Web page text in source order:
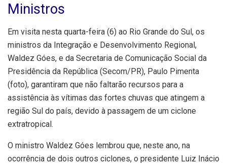
Ministros
Em visita nesta quarta-feira (6) ao Rio Grande do Sul, os
ministros da Integração e Desenvolvimento Regional,
Waldez Góes, e da Secretaria de Comunicação Social da
Presidência da República (Secom/PR), Paulo Pimenta
(foto), garantiram que não faltarão recursos para a
assistência às vítimas das fortes chuvas que atingem a
região Sul do país, devido à passagem de um ciclone
extratropical.
O ministro Waldez Góes lembrou que, neste ano, na
ocorrência de dois outros ciclones, o presidente Luiz Inácio